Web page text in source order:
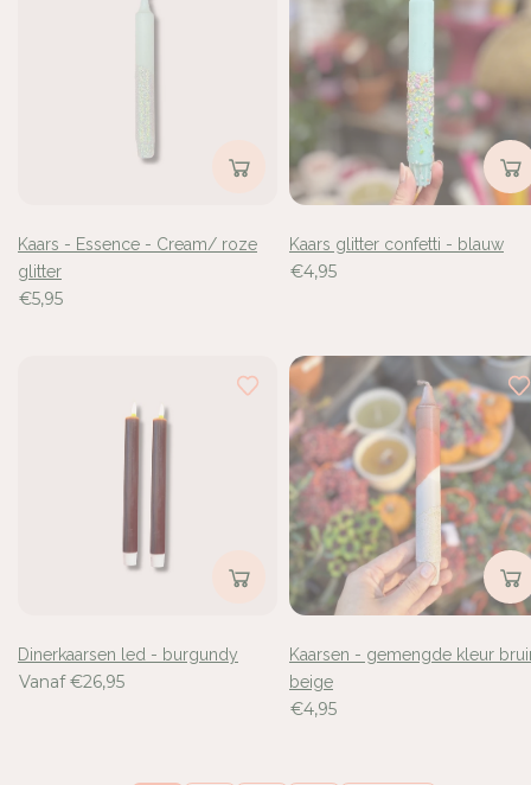
Kaars - Essence - Cream/ roze
glitter
€5,95
Kaars glitter confetti - blauw
€4,95
Dinerkaarsen led - burgundy
Vanaf €26,95
Kaarsen - gemengde kleur
beige
€4,95